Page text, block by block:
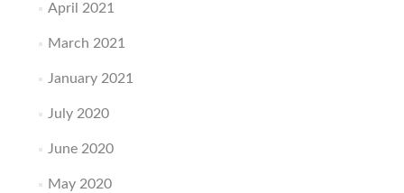
April 2021
March 2021
January 2021
July 2020
June 2020
May 2020